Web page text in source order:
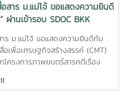
สาร ม.แม่โจ้ ขอแสดงความยินดี
านเข้ารอบ SDOC BKK
ร ม.แม่โจ้ ขอแสดงความยินดีกับ
อเพื่อเศรษฐกิจสร้างสรรค์ (CMT)
ครงการภาพยนตร์สารคดีเรื่อง
PITCH: THAI STUDENT ผู้